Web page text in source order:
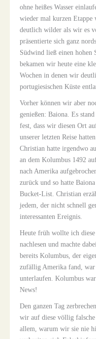
ohne heißes Wasser
wieder mal kurzen Etappe
deutlich wilder als wir es
präsentierte sich ganz
Südwind ließ einen hohen
bekamen wir heute eine
Wochen in denen wir
portugiesischen Küste
Vorher können wir aber
genießen: Baiona. Es
fest, dass wir diesen Ort
unserer letzten Reise
Christian hatte irgendwo
an dem Kolumbus 1492
nach Amerika
zurück und so hatte
Bucket-List. Christian
jedem, der nicht schnell
interessanten Ereignis.
Heute früh wollte ich
nachlesen und machte
bereits Kolumbus, der
zufällig Amerika fand, war
unterlaufen. Kolumbus
News!
Den ganzen Tag
wir auf diese völlig
allem, warum wir sie nie